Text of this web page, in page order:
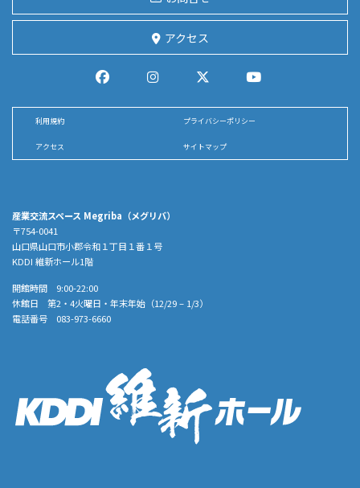
産業交流スペース Megriba（メグリバ）
〒754-0041
山口県山口市小郡令和１丁目１番１号
KDDI 維新ホール1階
開館時間 9:00-22:00
休館日 第2・4火曜日・年末年始（12/29 – 1/3）
電話番号 083-973-6660
アクセス
利用規約 プライバシーポリシー
アクセス サイトマップ